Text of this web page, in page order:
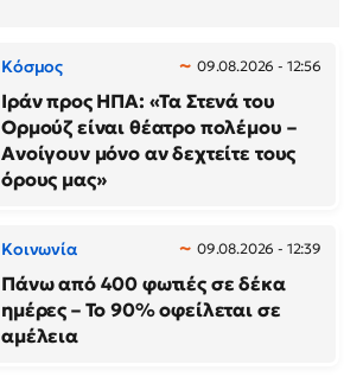
Κόσμος 09.08.2026 - 12:56
Ιράν προς ΗΠΑ: «Τα Στενά του
Ορμούζ είναι θέατρο πολέμου –
Ανοίγουν μόνο αν δεχτείτε τους
όρους μας»
Κοινωνία 09.08.2026 - 12:39
Πάνω από 400 φωτιές σε δέκα
ημέρες – Το 90% οφείλεται σε
αμέλεια